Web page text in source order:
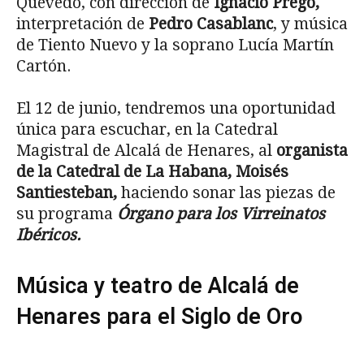
interpretación de Pedro Casablanc, y música
de Tiento Nuevo y la soprano Lucía Martín
Cartón.
El 12 de junio, tendremos una oportunidad
única para escuchar, en la Catedral
Magistral de Alcalá de Henares, al organista
de la Catedral de La Habana, Moisés
Santiesteban, haciendo sonar las piezas de
su programa Órgano para los Virreinatos
Ibéricos.
Música y teatro de Alcalá de
Henares para el Siglo de Oro